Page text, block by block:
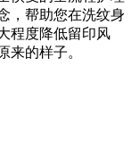
，帮助您在洗纹身
程度降低留印风
来的样子。